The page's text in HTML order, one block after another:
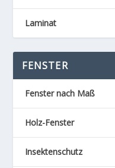
Laminat
FENSTER
Fenster nach Maß
Holz-Fenster
Insektenschutz